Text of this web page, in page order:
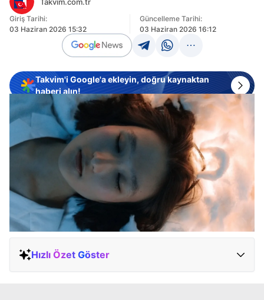
Giriş Tarihi:
03 Haziran 2026 15:32
Güncelleme Tarihi:
03 Haziran 2026 16:12
Takvim'i Google'a ekleyin, doğru kaynaktan
haberi alın!
Hızlı Özet Göster